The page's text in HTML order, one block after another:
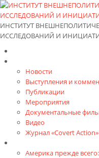
ИНСТИТУТ
ИССЛЕДОВАНИЙ И
Новости
Выступления и
Публикации
Мероприятия
Документальные
Видео
Журнал «Covert Action»
Америка прежде